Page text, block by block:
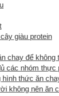
giàu protein
chay để không
các nhóm thực
hình thức ăn
không nên ăn